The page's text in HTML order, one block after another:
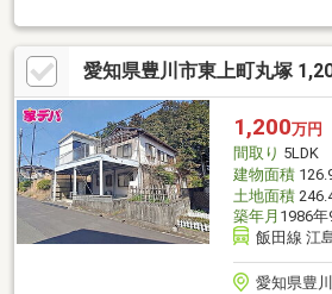
愛知県豊川市東上町丸塚
1,200万円
間取り 5LDK
建物面積
土地面積
築年月 1986
飯田線 江
愛知県豊